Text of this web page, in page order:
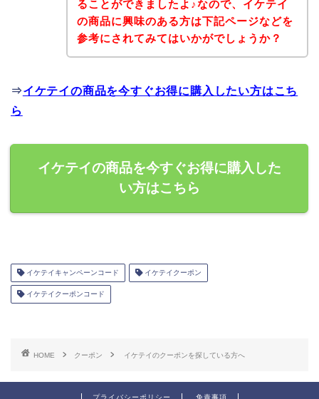
ることができましたよ♪なので、イケテイ
の商品に興味のある方は下記ページなどを
参考にされてみてはいかがでしょうか？
⇒イケテイの商品を今すぐお得に購入したい方はこち
ら
イケテイの商品を今すぐお得に購入した
い方はこちら
イケテイキャンペーンコード イケテイクーポン
イケテイクーポンコード
HOME クーポン イケテイのクーポンを探している方へ
プライバシーポリシー 免責事項